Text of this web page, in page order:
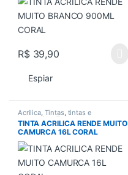
R$39,90
Espiar
Acrilica, Tintas, tintas e
acessorios,Todos
TINTA ACRILICA RENDE MUITO
CAMURCA 16L CORAL